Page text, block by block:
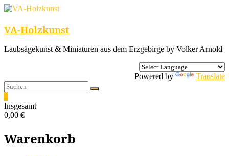
VA-Holzkunst
Laubsägekunst & Miniaturen aus dem Erzgebirge by Volker Arnold
Powered by Translate
Insgesamt
0,00 €
Warenkorb